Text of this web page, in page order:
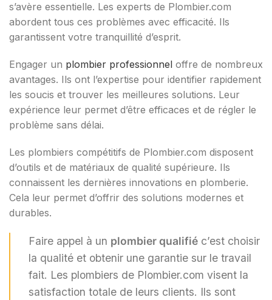
s’avère essentielle. Les experts de Plombier.com
abordent tous ces problèmes avec efficacité. Ils
garantissent votre tranquillité d’esprit.
Engager un plombier professionnel offre de nombreux
avantages. Ils ont l’expertise pour identifier rapidement
les soucis et trouver les meilleures solutions. Leur
expérience leur permet d’être efficaces et de régler le
problème sans délai.
Les plombiers compétitifs de Plombier.com disposent
d’outils et de matériaux de qualité supérieure. Ils
connaissent les dernières innovations en plomberie.
Cela leur permet d’offrir des solutions modernes et
durables.
Faire appel à un plombier qualifié c’est choisir
la qualité et obtenir une garantie sur le travail
fait. Les plombiers de Plombier.com visent la
satisfaction totale de leurs clients. Ils sont